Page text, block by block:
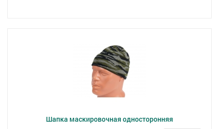
Шапка маскировочная односторонняя